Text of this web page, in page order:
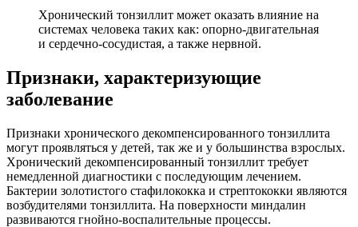
Хронический тонзиллит может оказать влияние на
системах человека таких как: опорно-двигательная
и сердечно-сосудистая, а также нервной.
Признаки, характеризующие
заболевание
Признаки хронического декомпенсированного тонзиллита
могут проявляться у детей, так же и у большинства взрослых.
Хронический декомпенсированный тонзиллит требует
немедленной диагностики с последующим лечением.
Бактерии золотистого стафилококка и стрептококки являются
возбудителями тонзиллита. На поверхности миндалин
развиваются гнойно-воспалительные процессы.